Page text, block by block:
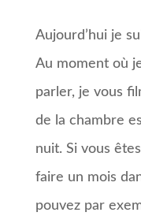
Aujourd’hui je
Au moment où
parler, je vous
de la chambre
nuit. Si vous
faire un mois
pouvez par